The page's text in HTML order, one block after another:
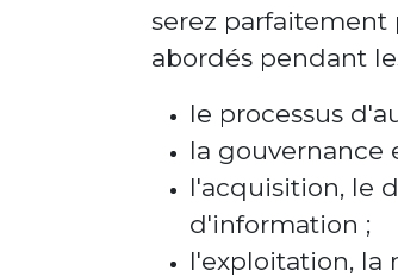
serez parfaitement
abordés pendant
le processus
la gouvernance
l'acquisition, le
d'information ;
l'exploitation, la